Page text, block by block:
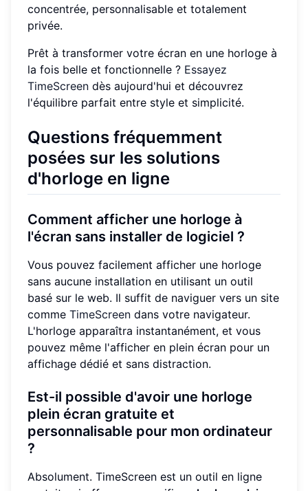
concentrée, personnalisable et totalement
privée.
Prêt à transformer votre écran en une horloge à
la fois belle et fonctionnelle ? Essayez
TimeScreen dès aujourd'hui et découvrez
l'équilibre parfait entre style et simplicité.
Questions fréquemment
posées sur les solutions
d'horloge en ligne
Comment afficher une horloge à
l'écran sans installer de logiciel ?
Vous pouvez facilement afficher une horloge
sans aucune installation en utilisant un outil
basé sur le web. Il suffit de naviguer vers un site
comme TimeScreen dans votre navigateur.
L'horloge apparaîtra instantanément, et vous
pouvez même l'afficher en plein écran pour un
affichage dédié et sans distraction.
Est-il possible d'avoir une horloge
plein écran gratuite et
personnalisable pour mon ordinateur
?
Absolument. TimeScreen est un outil en ligne